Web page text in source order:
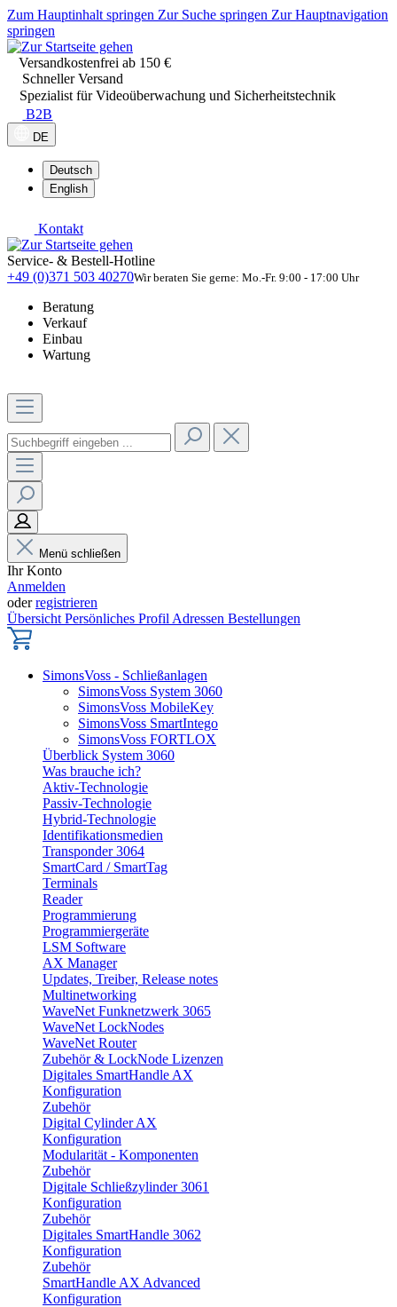
Zum Hauptinhalt springen Zur Suche springen Zur Hauptnavigation
springen
Versandkostenfrei ab 150 €
Schneller Versand
Spezialist für Videoüberwachung und Sicherheitstechnik
B2B
DE
Deutsch
English
Kontakt
Service- & Bestell-Hotline
+49 (0)371 503 40270Wir beraten Sie gerne: Mo.-Fr. 9:00 - 17:00 Uhr
Beratung
Verkauf
Einbau
Wartung
Menü schließen
Ihr Konto
Anmelden
oderregistrieren
Übersicht Persönliches Profil Adressen Bestellungen
SimonsVoss - Schließanlagen
SimonsVoss System 3060
SimonsVoss MobileKey
SimonsVoss SmartIntego
SimonsVoss FORTLOX
Überblick System 3060
Was brauche ich?
Aktiv-Technologie
Passiv-Technologie
Hybrid-Technologie
Identifikationsmedien
Transponder 3064
SmartCard / SmartTag
Terminals
Reader
Programmierung
Programmiergeräte
LSM Software
AX Manager
Updates, Treiber, Release notes
Multinetworking
WaveNet Funknetzwerk 3065
WaveNet LockNodes
WaveNet Router
Zubehör & LockNode Lizenzen
Digitales SmartHandle AX
Konfiguration
Zubehör
Digital Cylinder AX
Konfiguration
Modularität - Komponenten
Zubehör
Digitale Schließzylinder 3061
Konfiguration
Zubehör
Digitales SmartHandle 3062
Konfiguration
Zubehör
SmartHandle AX Advanced
Konfiguration